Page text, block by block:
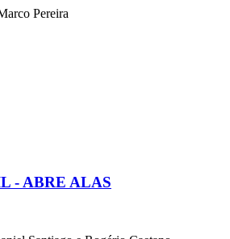
Pereira
- ABRE ALAS